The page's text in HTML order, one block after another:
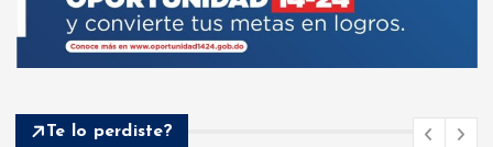
Te lo perdiste?